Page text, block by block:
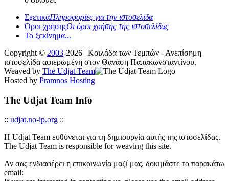
ΣχετικάΠληροφορίες για την ιστοσελίδα
Όροι χρήσηςΟι όροι χρήσης της ιστοσελίδας
Το ξεκίνημα...
Copyright © 2003-2026 | Κοιλάδα των Τεμπών - Ανεπίσημη
ιστοσελίδα αφιερωμένη στον Θανάση Παπακωνσταντίνου.
Weaved by The Udjat Team
Hosted by Pramnos Hosting
The Udjat Team Info
:: udjat.no-ip.org ::
Η Udjat Team ευθύνεται για τη δημιουργία αυτής της ιστοσελίδας.
The Udjat Team is responsible for weaving this site.
Αν σας ενδιαφέρει η επικοινωνία μαζί μας, δοκιμάστε το παρακάτω
email: